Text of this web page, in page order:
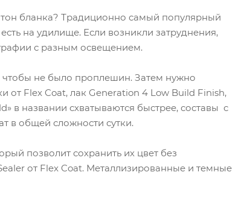
бланка? Традиционно самый популярный
на удилище. Если возникли затруднения,
с разным освещением.
чтобы не было проплешин. Затем нужно
от Flex Coat, лак Generation 4 Low Build Finish,
в названии схватываются быстрее, составы с
в общей сложности сутки.
позволит сохранить их цвет без
от Flex Coat. Металлизированные и темные